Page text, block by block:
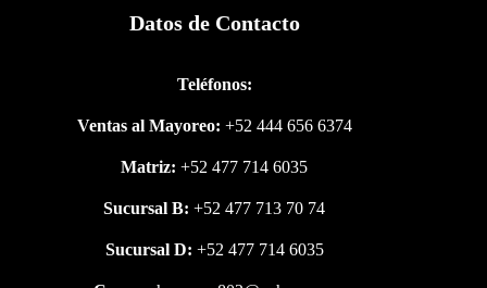
Datos de Contacto
Teléfonos:
Ventas al Mayoreo: +52 444 656 6374
Matriz: +52 477 714 6035
Sucursal B:+52 477 713 70 74
Sucursal D: +52 477 714 6035